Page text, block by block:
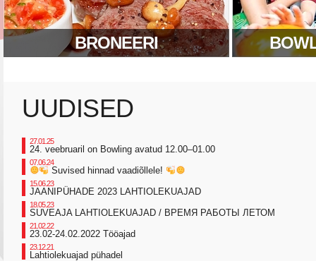
BRONEERI
UUDISED
27.01.25
24. veebruaril on Bowling avatud 12.00–01.00
07.06.24
Suvised hinnad vaadiõllele!
15.06.23
JAANIPÜHADE 2023 LAHTIOLEKUAJAD
18.05.23
SUVEAJA LAHTIOLEKUAJAD / ВРЕМЯ РАБОТЫ ЛЕТОМ
21.02.22
23.02-24.02.2022 Tööajad
23.12.21
Lahtiolekuajad pühadel